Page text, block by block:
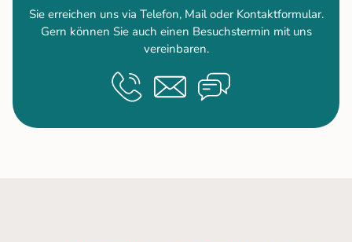
Sie erreichen uns via Telefon, Mail oder Kontaktformular.
Gern können Sie auch einen Besuchstermin mit uns
vereinbaren.